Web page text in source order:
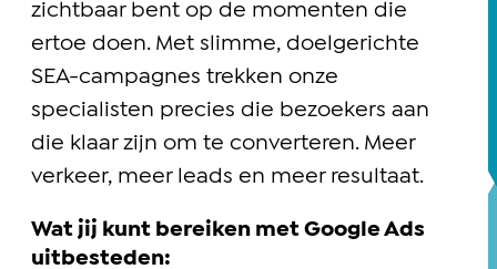
zichtbaar bent op de momenten die
ertoe doen. Met slimme, doelgerichte
SEA-campagnes trekken onze
specialisten precies die bezoekers aan
die klaar zijn om te converteren. Meer
verkeer, meer leads en meer resultaat.
Wat jij kunt bereiken met Google Ads
uitbesteden: